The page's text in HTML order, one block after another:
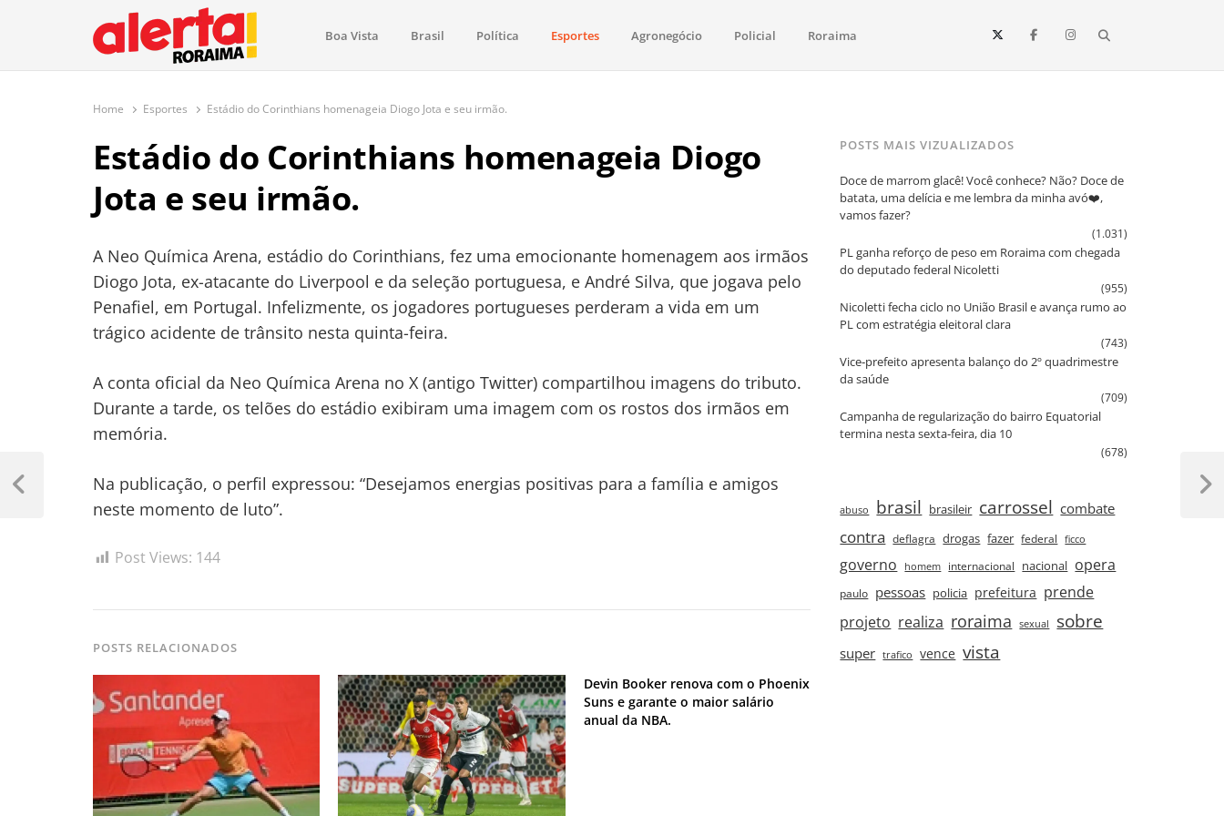
O maior portal de notícias de Roraima
O Alerta Roraima é seu portal de notícias completo sobre política, saúde, esportes, economia e os principais acontecimentos de Boa Vista e todo o estado de Roraima. Fique sempre informado
Boa Vista Brasil Política Esportes Agronegócio Policial Roraima
Home Esportes Estádio do Corinthians homenageia Diogo Jota e seu irmão.
Estádio do Corinthians homenageia Diogo
Jota e seu irmão.
A Neo Química Arena, estádio do Corinthians, fez uma emocionante homenagem aos irmãos
Diogo Jota, ex-atacante do Liverpool e da seleção portuguesa, e André Silva, que jogava pelo
Penafiel, em Portugal. Infelizmente, os jogadores portugueses perderam a vida em um
trágico acidente de trânsito nesta quinta-feira.
A conta oficial da Neo Química Arena no X (antigo Twitter) compartilhou imagens do tributo.
Durante a tarde, os telões do estádio exibiram uma imagem com os rostos dos irmãos em
memória.
Na publicação, o perfil expressou: “Desejamos energias positivas para a família e amigos
neste momento de luto”.
Post Views: 144
POSTS RELACIONADOS
Devin Booker renova com o Phoenix
Suns e garante o maior salário
anual da NBA.
Navegação
de
Previous
Next
POSTS MAIS VIZUALIZADOS
Doce de marrom glacê! Você conhece? Não? Doce de
batata, uma delícia e me lembra da minha avó❤️,
vamos fazer?
(1.031)
PL ganha reforço de peso em Roraima com chegada
do deputado federal Nicoletti
(955)
Nicoletti fecha ciclo no União Brasil e avança rumo ao
PL com estratégia eleitoral clara
(743)
Vice‑prefeito apresenta balanço do 2º quadrimestre
da saúde
(709)
Campanha de regularização do bairro Equatorial
termina nesta sexta‑feira, dia 10
(678)
abuso brasil brasileir carrossel combate
contra deflagra drogas fazer federal ficco
governo homem internacional nacional opera
paulo pessoas policia prefeitura prende
projeto realiza roraima sexual sobre
super trafico vence vista